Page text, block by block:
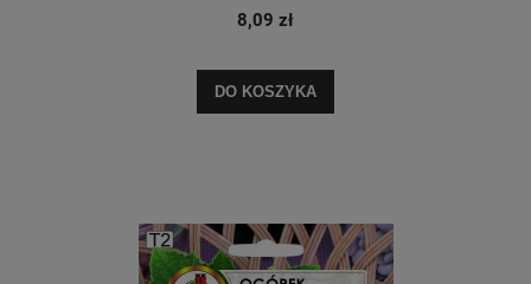
8,09 zł
DO KOSZYKA